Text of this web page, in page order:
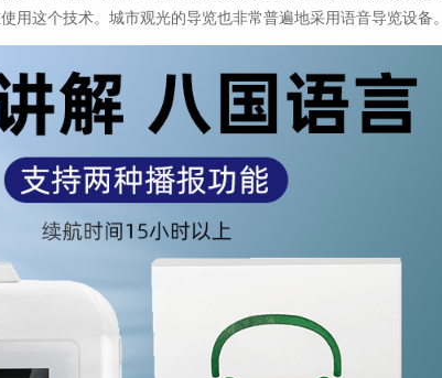
用这个技术。城市观光的导览也非常普遍地采用语音导览设备。